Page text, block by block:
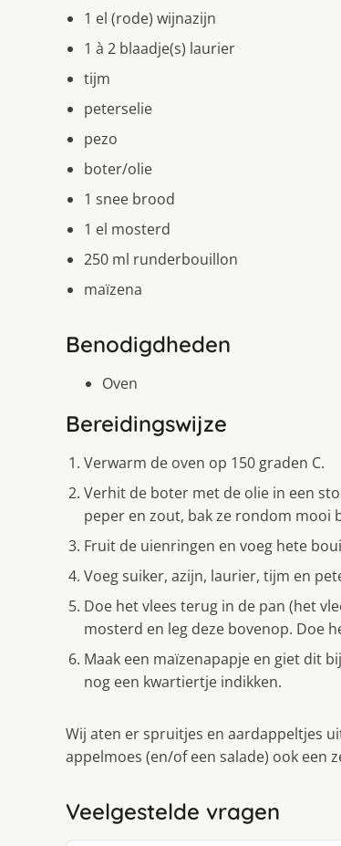
1 el (rode) wijnazijn
1 à 2 blaadje(s) laurier
tijm
peterselie
pezo
boter/olie
1 snee brood
1 el mosterd
250 ml runderbouillon
maïzena
Benodigdheden
Oven
Bereidingswijze
Verwarm de oven op 150 graden C.
Verhit de boter met de olie in een
peper en zout, bak ze rondom mooi
Fruit de uienringen en voeg hete
Voeg suiker, azijn, laurier, tijm en
Doe het vlees terug in de pan (het
mosterd en leg deze bovenop. Doe
Maak een maïzenapapje en giet dit
nog een kwartiertje indikken.
Wij aten er spruitjes en aardappeltjes
appelmoes (en/of een salade) ook een
Veelgestelde vragen